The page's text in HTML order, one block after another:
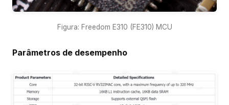
Figura: Freedom E310 (FE310) MCU
Parâmetros de desempenho